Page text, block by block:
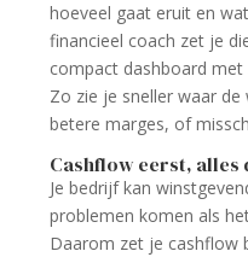
hoeveel gaat eruit en
financieel coach zet je
compact dashboard
Zo zie je sneller waar
betere marges, of
Cashflow eerst, alles
Je bedrijf kan
problemen komen als
Daarom zet je cashflow